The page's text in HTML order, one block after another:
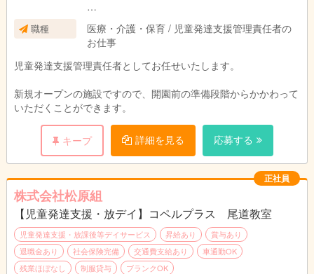
す
※開園準備を進めていく中で、ご相談させてくだ
さい
職種
医療・介護・保育 / 児童発達支援管理責任者の
お仕事
児童発達支援管理責任者としてお任せいたします。
新規オープンの施設ですので、開園前の準備段階からかかわって
いただくことができます。
キープ 詳細を見る 応募する
正社員
株式会社松原組
【児童発達支援・放デイ】コペルプラス 尾道教室
児童発達支援・放課後等デイサービス 昇給あり
賞与あり
退職金あり
社会保険完備 交通費支給あり
車通勤OK
残業ほぼなし
制服貸与 ブランクOK